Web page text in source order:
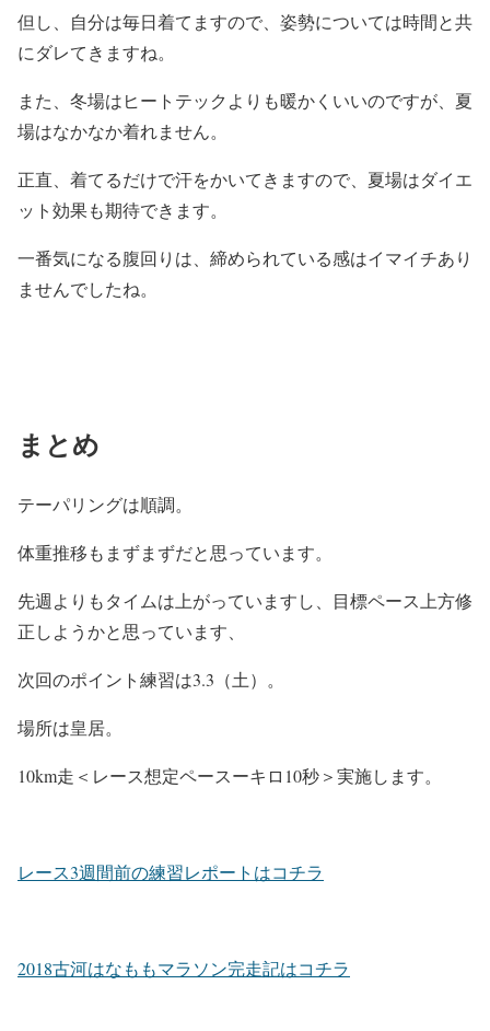
但し、自分は毎日着てますので、姿勢については時間と共
にダレてきますね。
また、冬場はヒートテックよりも暖かくいいのですが、夏
場はなかなか着れません。
正直、着てるだけで汗をかいてきますので、夏場はダイエ
ット効果も期待できます。
一番気になる腹回りは、締められている感はイマイチあり
ませんでしたね。
まとめ
テーパリングは順調。
体重推移もまずまずだと思っています。
先週よりもタイムは上がっていますし、目標ペース上方修
正しようかと思っています、
次回のポイント練習は3.3（土）。
場所は皇居。
10km走＜レース想定ペースーキロ10秒＞実施します。
レース3週間前の練習レポートはコチラ
2018古河はなももマラソン完走記はコチラ